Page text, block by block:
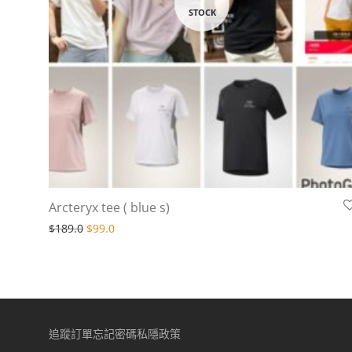
Arcteryx tee ( blue s)
$189.0 Original price was: $189.0.
$99.0Current price is: $99.0.
追蹤訂單忘記密碼私隱政策